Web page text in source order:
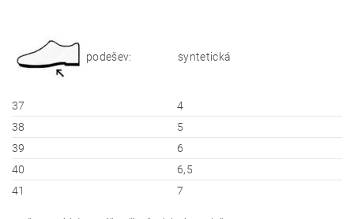
podešev: syntetická
37
4
38
5
39
6
40
6,5
41
7